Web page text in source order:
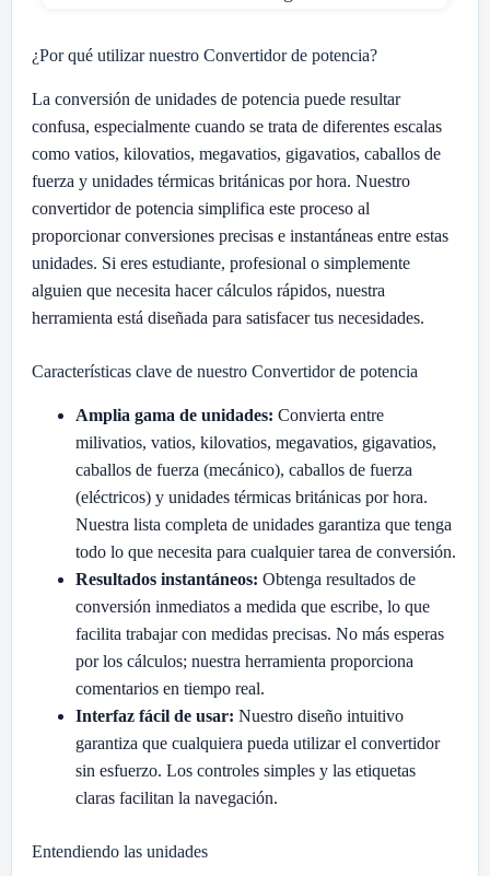
¿Por qué utilizar nuestro Convertidor de potencia?
La conversión de unidades de potencia puede resultar
confusa, especialmente cuando se trata de diferentes escalas
como vatios, kilovatios, megavatios, gigavatios, caballos de
fuerza y unidades térmicas británicas por hora. Nuestro
convertidor de potencia simplifica este proceso al
proporcionar conversiones precisas e instantáneas entre estas
unidades. Si eres estudiante, profesional o simplemente
alguien que necesita hacer cálculos rápidos, nuestra
herramienta está diseñada para satisfacer tus necesidades.
Características clave de nuestro Convertidor de potencia
Amplia gama de unidades: Convierta entre
milivatios, vatios, kilovatios, megavatios, gigavatios,
caballos de fuerza (mecánico), caballos de fuerza
(eléctricos) y unidades térmicas británicas por hora.
Nuestra lista completa de unidades garantiza que tenga
todo lo que necesita para cualquier tarea de conversión.
Resultados instantáneos: Obtenga resultados de
conversión inmediatos a medida que escribe, lo que
facilita trabajar con medidas precisas. No más esperas
por los cálculos; nuestra herramienta proporciona
comentarios en tiempo real.
Interfaz fácil de usar: Nuestro diseño intuitivo
garantiza que cualquiera pueda utilizar el convertidor
sin esfuerzo. Los controles simples y las etiquetas
claras facilitan la navegación.
Entendiendo las unidades